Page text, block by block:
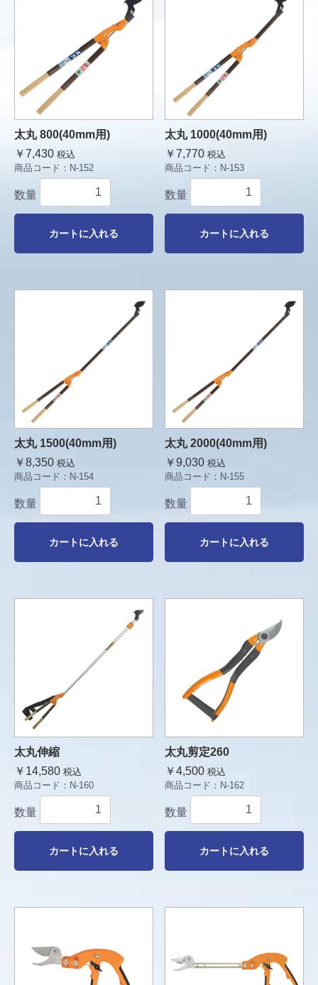
太丸 800(40mm用)
￥7,430 税込
商品コード： N-152
数量
カートに入れる
太丸 1000(40mm用)
￥7,770 税込
商品コード： N-153
数量
カートに入れる
太丸 1500(40mm用)
￥8,350 税込
商品コード： N-154
数量
カートに入れる
太丸 2000(40mm用)
￥9,030 税込
商品コード： N-155
数量
カートに入れる
太丸伸縮
￥14,580 税込
商品コード： N-160
数量
カートに入れる
太丸剪定260
￥4,500 税込
商品コード： N-162
数量
カートに入れる